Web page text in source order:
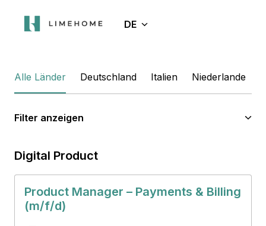
springenStartseite DE
Alle Länder Deutschland Italien Niederlande
Filter anzeigen
Digital Product
Product Manager – Payments & Billing
(m/f/d)